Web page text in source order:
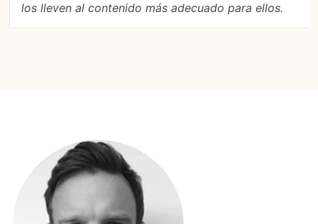
los lleven al contenido más adecuado para ellos.